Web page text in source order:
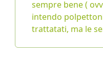
sempre bene (
intendo
trattatati, ma le